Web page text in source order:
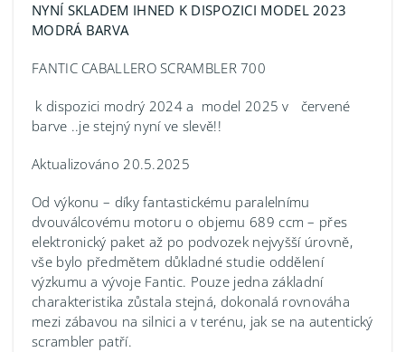
NYNÍ SKLADEM IHNED K DISPOZICI MODEL 2023
MODRÁ BARVA
FANTIC CABALLERO SCRAMBLER 700
k dispozici modrý 2024 a model 2025 v červené
barve ..je stejný nyní ve slevě!!
Aktualizováno 20.5.2025
Od výkonu – díky fantastickému paralelnímu
dvouválcovému motoru o objemu 689 ccm – přes
elektronický paket až po podvozek nejvyšší úrovně,
vše bylo předmětem důkladné studie oddělení
výzkumu a vývoje Fantic. Pouze jedna základní
charakteristika zůstala stejná, dokonalá rovnováha
mezi zábavou na silnici a v terénu, jak se na autentický
scrambler patří.